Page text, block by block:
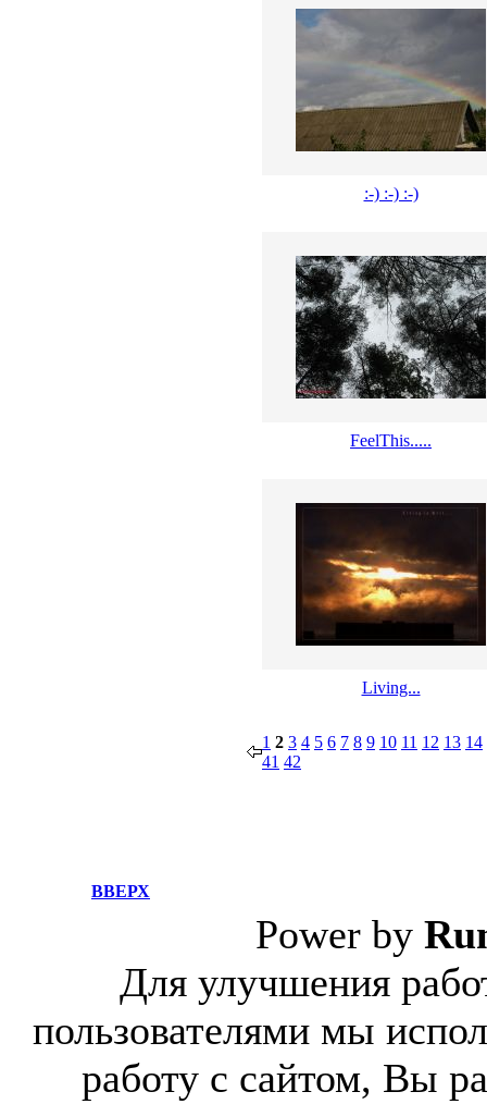
:-) :-) :-)
FeelThis.....
Living...
1 2 3 4 5 6 7 8 9 10 11 12 13 14
41 42
ВВЕРХ
Power by
Для улучшения
пользователями мы
работу с сайтом, Вы